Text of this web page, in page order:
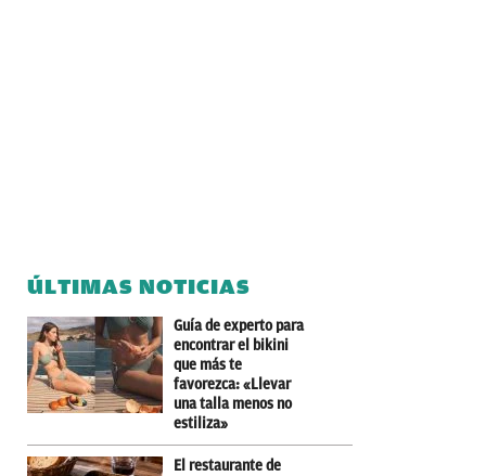
ÚLTIMAS NOTICIAS
Guía de experto para
encontrar el bikini
que más te
favorezca: «Llevar
una talla menos no
estiliza»
El restaurante de